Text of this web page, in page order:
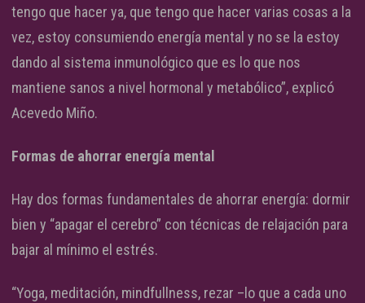
tengo que hacer ya, que tengo que hacer varias cosas a la
vez, estoy consumiendo energía mental y no se la estoy
dando al sistema inmunológico que es lo que nos
mantiene sanos a nivel hormonal y metabólico”, explicó
Acevedo Miño.
Formas de ahorrar energía mental
Hay dos formas fundamentales de ahorrar energía: dormir
bien y “apagar el cerebro” con técnicas de relajación para
bajar al mínimo el estrés.
“Yoga, meditación, mindfullness, rezar –lo que a cada uno